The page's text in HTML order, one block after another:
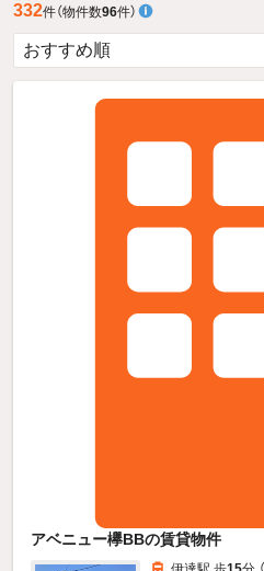
332件（物件数96件）
アベニュー欅BBの賃貸物件